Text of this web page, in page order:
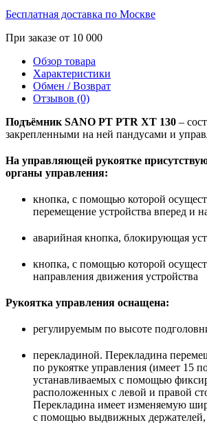
Бесплатная доставка по Москве
При заказе от 10 000
Обзор товара
Характеристики
Обмен / Возврат
Отзывов (0)
Подъёмник SANO PT PTR XT 130 –
закрепленными на ней пандусами и
На управляющей рукоятке
органы управления:
кнопка, с помощью которой
перемещение устройства вперед и
аварийная кнопка, блокирующая
кнопка, с помощью которой
направления движения устройства
Рукоятка управления оснащена:
регулируемым по высоте
перекладиной. Перекладина
по рукоятке управления (имеет 15
устанавливаемых с помощью
расположенных с левой и правой
Перекладина имеет изменяемую
с помощью выдвижных держателей,